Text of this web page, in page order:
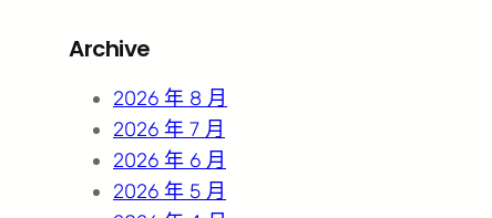
c
Archive
2026 年 8 月
2026 年 7 月
2026 年 6 月
2026 年 5 月